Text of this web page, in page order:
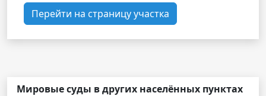
Перейти на страницу участка
Мировые суды в других населённых пунктах